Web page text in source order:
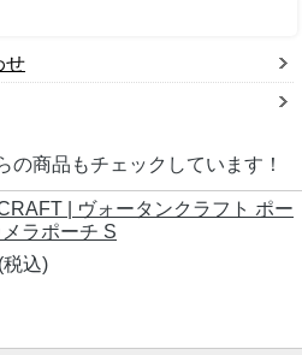
せ
の商品もチェックしています！
| ヴォータンクラフト ポー
ラポーチ S
(税込)